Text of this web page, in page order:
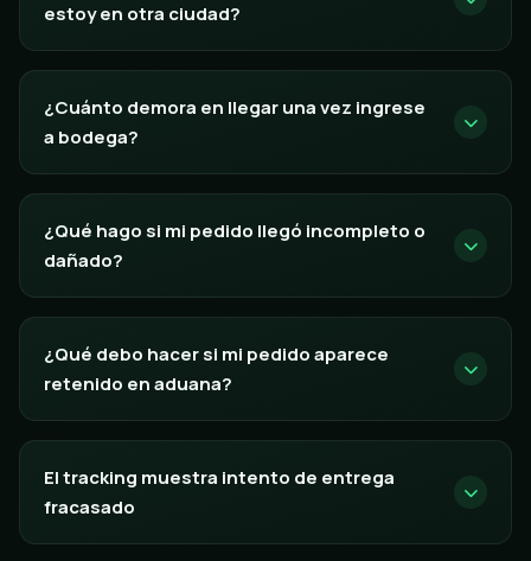
estoy en otra ciudad?
¿Cuánto demora en llegar una vez ingrese
a bodega?
¿Qué hago si mi pedido llegó incompleto o
dañado?
¿Qué debo hacer si mi pedido aparece
retenido en aduana?
El tracking muestra intento de entrega
fracasado